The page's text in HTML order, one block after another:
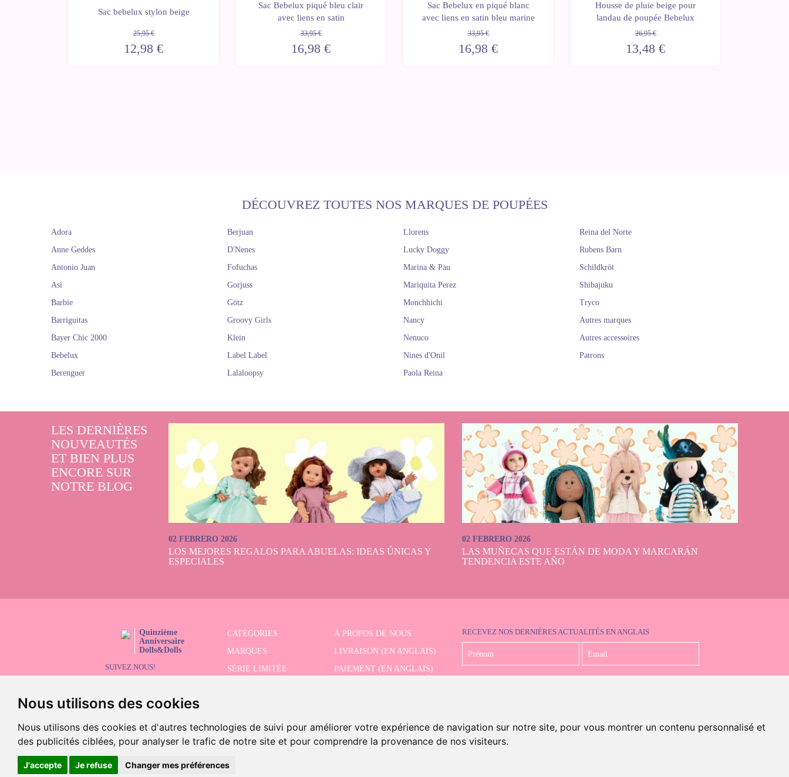
Nous utilisons des cookies
Nous utilisons des cookies et d'autres technologies de suivi pour améliorer votre expérience de navigation sur notre site, pour vous montrer un contenu personnalisé et
des publicités ciblées, pour analyser le trafic de notre site et pour comprendre la provenance de nos visiteurs.
J'accepte Je refuse Changer mes préférences
Sac bebelux stylon beige
25,95 €
12,98 €
Sac Bebelux piqué bleu clair
avec liens en satin
33,95 €
16,98 €
Sac Bebelux en piqué blanc
avec liens en satin bleu marine
33,95 €
16,98 €
Housse de pluie beige pour
landau de poupée Bebelux
26,95 €
13,48 €
DÉCOUVREZ TOUTES NOS MARQUES DE POUPÉES
Adora
Anne Geddes
Antonio Juan
Así
Barbie
Barriguitas
Bayer Chic 2000
Bebelux
Berenguer
Berjuan
D'Nenes
Fofuchas
Gorjuss
Götz
Groovy Girls
Klein
Label Label
Lalaloopsy
Llorens
Lucky Doggy
Marina & Pau
Mariquita Perez
Monchhichi
Nancy
Nenuco
Nines d'Onil
Paola Reina
Reina del Norte
Rubens Barn
Schildkröt
Shibajuku
Tryco
Autres marques
Autres accessoires
Patrons
LES DERNIÈRES
NOUVEAUTÉS
ET BIEN PLUS
ENCORE SUR
NOTRE BLOG
02 FEBRERO 2026
LOS MEJORES REGALOS PARA ABUELAS: IDEAS ÚNICAS Y
ESPECIALES
02 FEBRERO 2026
LAS MUÑECAS QUE ESTÁN DE MODA Y MARCARÁN
TENDENCIA ESTE AÑO
Quinzième
Anniversaire
Dolls&Dolls
SUIVEZ NOUS!
CATÉGORIES
À PROPOS DE NOUS
MARQUES
LIVRAISON (EN ANGLAIS)
SÉRIE LIMITÉE
PAIEMENT (EN ANGLAIS)
RECEVEZ NOS DERNIÈRES ACTUALITÉS EN ANGLAIS
©2026 Dolls And Dolls. Tous les droits sont réservés.